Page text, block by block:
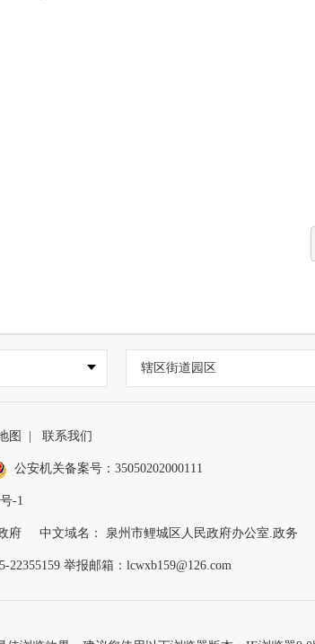
辖区街道园区
图 联系我们
公安机关备案号：35050202000111
-1
府 中文域名： 泉州市鲤城区人民政府办公室.政务
举报邮箱：lcwxb159@126.com